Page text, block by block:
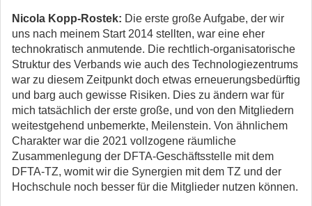
Nicola Kopp-Rostek: Die erste große Aufgabe, der wir
uns nach meinem Start 2014 stellten, war eine eher
technokratisch anmutende. Die rechtlich-organisatorische
Struktur des Verbands wie auch des Technologiezentrums
war zu diesem Zeitpunkt doch etwas erneuerungsbedürftig
und barg auch gewisse Risiken. Dies zu ändern war für
mich tatsächlich der erste große, und von den Mitgliedern
weitestgehend unbemerkte, Meilenstein. Von ähnlichem
Charakter war die 2021 vollzogene räumliche
Zusammenlegung der DFTA-Geschäftsstelle mit dem
DFTA-TZ, womit wir die Synergien mit dem TZ und der
Hochschule noch besser für die Mitglieder nutzen können.